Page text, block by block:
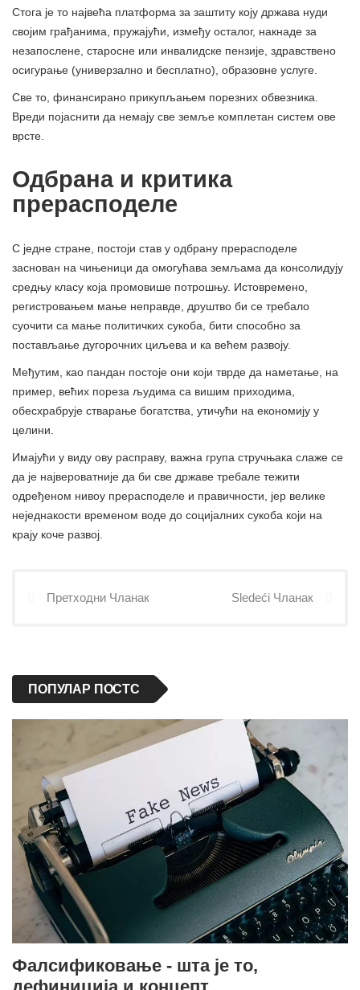
Стога је то највећа платформа за заштиту коју држава нуди
својим грађанима, пружајући, између осталог, накнаде за
незапослене, старосне или инвалидске пензије, здравствено
осигурање (универзално и бесплатно), образовне услуге.
Све то, финансирано прикупљањем порезних обвезника.
Вреди појаснити да немају све земље комплетан систем ове
врсте.
Одбрана и критика
прерасподеле
С једне стране, постоји став у одбрану прерасподеле
заснован на чињеници да омогућава земљама да консолидују
средњу класу која промовише потрошњу. Истовремено,
регистровањем мање неправде, друштво би се требало
суочити са мање политичких сукоба, бити способно за
постављање дугорочних циљева и ка већем развоју.
Међутим, као пандан постоје они који тврде да наметање, на
пример, већих пореза људима са вишим приходима,
обесхрабрује стварање богатства, утичући на економију у
целини.
Имајући у виду ову расправу, важна група стручњака слаже се
да је највероватније да би све државе требале тежити
одређеном нивоу прерасподеле и правичности, јер велике
неједнакости временом воде до социјалних сукоба који на
крају коче развој.
Претходни Чланак Sledeći Чланак
ПОПУЛАР ПОСТС
Фалсификовање - шта је то,
дефиниција и концепт